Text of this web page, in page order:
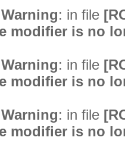
: in file
modifier is no
: in file
modifier is no
: in file
modifier is no